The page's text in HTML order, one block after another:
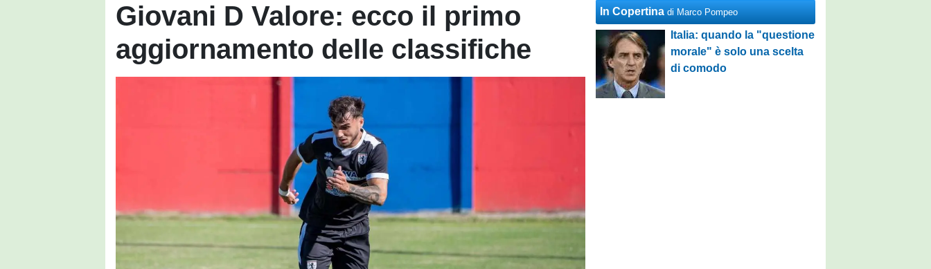
Giovani D Valore: ecco il primo
aggiornamento delle classifiche
In Copertina di Marco Pompeo
Italia: quando la "questione
morale" è solo una scelta
di comodo